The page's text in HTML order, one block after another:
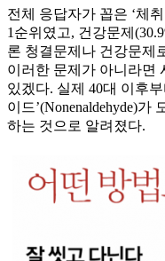
전체 응답자가 꼽은 ‘체
1순위였고, 건강문제
론 청결문제나 건강문제
이러한 문제가 아니라면
있겠다. 실제 40대 이후
이드’(Nonenaldehyde)
하는 것으로 알려졌다.